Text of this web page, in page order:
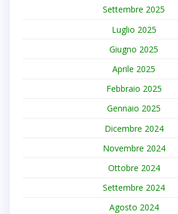
Settembre 2025
Luglio 2025
Giugno 2025
Aprile 2025
Febbraio 2025
Gennaio 2025
Dicembre 2024
Novembre 2024
Ottobre 2024
Settembre 2024
Agosto 2024